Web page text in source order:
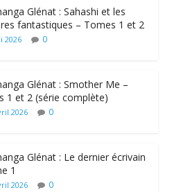
Glénat : Sahashi et les
fantastiques – Tomes 1 et 2
2026 0
Glénat : Smother Me –
1 et 2 (série complète)
2026 0
Glénat : Le dernier écrivain
1
2026 0